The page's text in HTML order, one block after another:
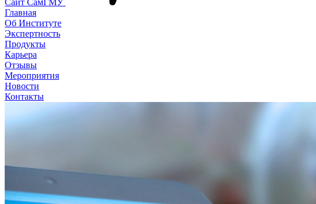
Главная
Об Институте
Экспертность
Продукты
Карьера
Отзывы
Мероприятия
Новости
Контакты